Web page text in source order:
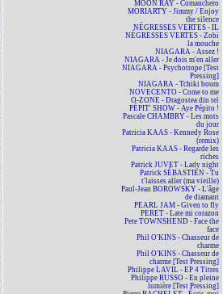
MOON RAY - Comanchero
MORIARTY - Jimmy / Enjoy
the silence
NÉGRESSES VERTES - IL
NÉGRESSES VERTES - Zobi
la mouche
NIAGARA - Assez !
NIAGARA - Je dois m'en aller
NIAGARA - Psychotrope [Test
Pressing]
NIAGARA - Tchiki boum
NOVECENTO - Come to me
O-ZONE - Dragostea din teï
PÉPIT' SHOW - Aye Pépito !
Pascale CHAMBRY - Les mots
du jour
Patricia KAAS - Kennedy Rose
(remix)
Patricia KAAS - Regarde les
riches
Patrick JUVET - Lady night
Patrick SÉBASTIEN - Tu
t'laisses aller (ma vieille)
Paul-Jean BOROWSKY - L'âge
de diamant
PEARL JAM - Given to fly
PERET - Late mi corazon
Pete TOWNSHEND - Face the
face
Phil O'KINS - Chasseur de
charme
Phil O'KINS - Chasseur de
charme [Test Pressing]
Philippe LAVIL - EP 4 Titres
Philippe RUSSO - En pleine
lumière [Test Pressing]